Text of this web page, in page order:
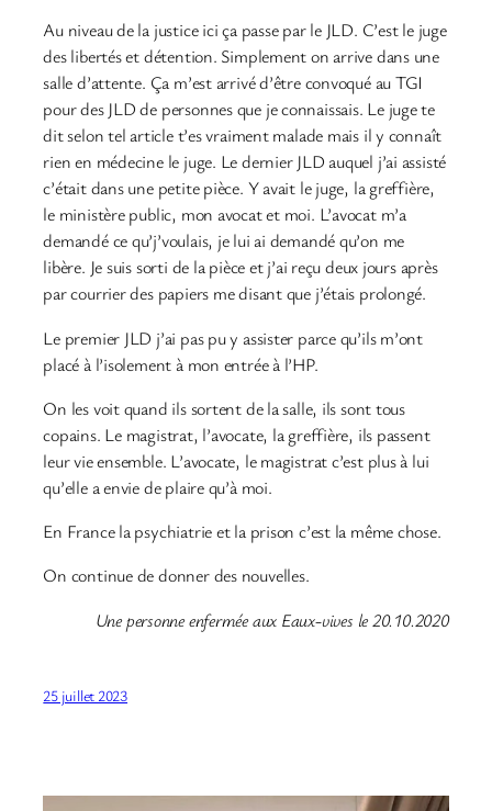
Au niveau de la justice ici ça passe par le JLD. C’est le juge
des libertés et détention. Simplement on arrive dans une
salle d’attente. Ça m’est arrivé d’être convoqué au TGI
pour des JLD de personnes que je connaissais. Le juge te
dit selon tel article t’es vraiment malade mais il y connaît
rien en médecine le juge. Le dernier JLD auquel j’ai assisté
c’était dans une petite pièce. Y avait le juge, la greffière,
le ministère public, mon avocat et moi. L’avocat m’a
demandé ce qu’j’voulais, je lui ai demandé qu’on me
libère. Je suis sorti de la pièce et j’ai reçu deux jours après
par courrier des papiers me disant que j’étais prolongé.
Le premier JLD j’ai pas pu y assister parce qu’ils m’ont
placé à l’isolement à mon entrée à l’HP.
On les voit quand ils sortent de la salle, ils sont tous
copains. Le magistrat, l’avocate, la greffière, ils passent
leur vie ensemble. L’avocate, le magistrat c’est plus à lui
qu’elle a envie de plaire qu’à moi.
En France la psychiatrie et la prison c’est la même chose.
On continue de donner des nouvelles.
Une personne enfermée aux Eaux-vives le 20.10.2020
25 juillet 2023